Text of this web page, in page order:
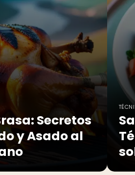
Secretos
y Asado al